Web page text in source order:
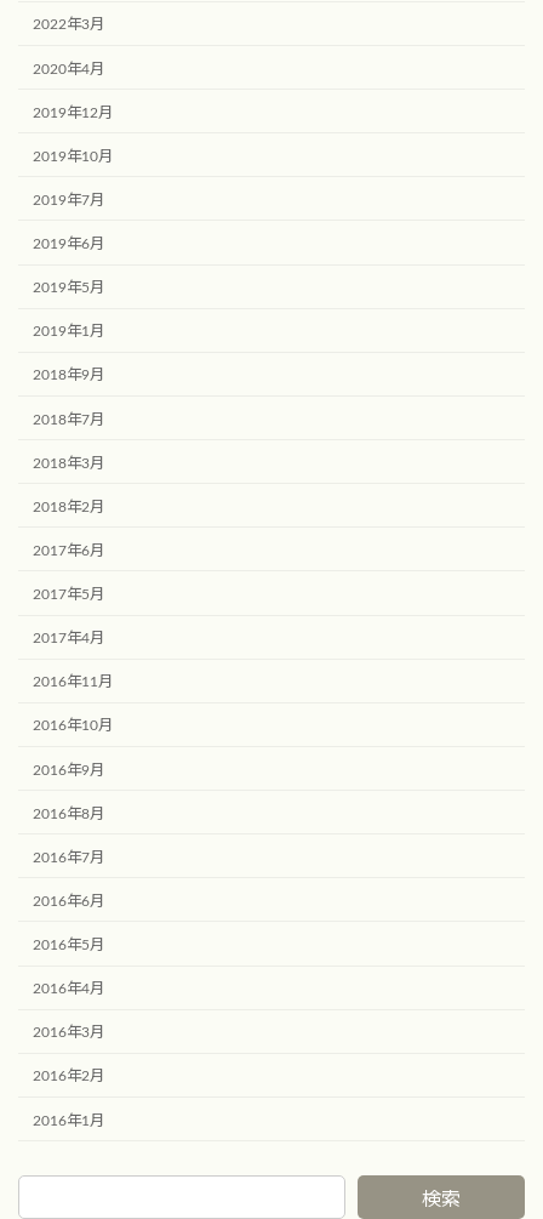
2022年3月
2020年4月
2019年12月
2019年10月
2019年7月
2019年6月
2019年5月
2019年1月
2018年9月
2018年7月
2018年3月
2018年2月
2017年6月
2017年5月
2017年4月
2016年11月
2016年10月
2016年9月
2016年8月
2016年7月
2016年6月
2016年5月
2016年4月
2016年3月
2016年2月
2016年1月
検索